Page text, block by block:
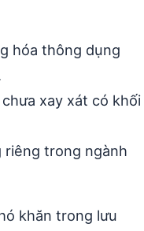
hóa thông dụng
xay xát có khối
trong ngành
khăn trong lưu